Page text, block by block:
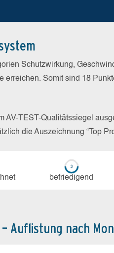
Schutzwirkung,
erreichen. Somit sind 18
AV-TEST-Qualitätssiegel
die Auszeichnung “Top
be­frie­di­gend
Auflistung nach